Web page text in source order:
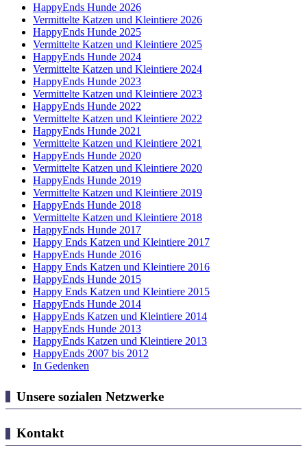
HappyEnds Hunde 2026
Vermittelte Katzen und Kleintiere 2026
HappyEnds Hunde 2025
Vermittelte Katzen und Kleintiere 2025
HappyEnds Hunde 2024
Vermittelte Katzen und Kleintiere 2024
HappyEnds Hunde 2023
Vermittelte Katzen und Kleintiere 2023
HappyEnds Hunde 2022
Vermittelte Katzen und Kleintiere 2022
HappyEnds Hunde 2021
Vermittelte Katzen und Kleintiere 2021
HappyEnds Hunde 2020
Vermittelte Katzen und Kleintiere 2020
HappyEnds Hunde 2019
Vermittelte Katzen und Kleintiere 2019
HappyEnds Hunde 2018
Vermittelte Katzen und Kleintiere 2018
HappyEnds Hunde 2017
Happy Ends Katzen und Kleintiere 2017
HappyEnds Hunde 2016
Happy Ends Katzen und Kleintiere 2016
HappyEnds Hunde 2015
Happy Ends Katzen und Kleintiere 2015
HappyEnds Hunde 2014
HappyEnds Katzen und Kleintiere 2014
HappyEnds Hunde 2013
HappyEnds Katzen und Kleintiere 2013
HappyEnds 2007 bis 2012
In Gedenken
Unsere sozialen Netzwerke
Kontakt